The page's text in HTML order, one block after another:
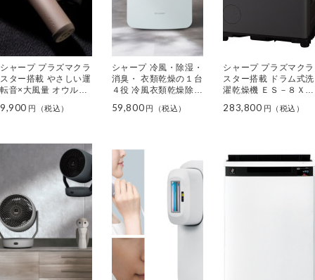
シャープ プラズマクラ
スター搭載 やさしい運
転音×大風量 オウルフ
ＰＪ－ＨＳ０１
9,900
シャープ 冷風・除湿・
消臭・ 衣類乾燥の１台
４役 冷風衣類乾燥除湿
ＣＭ－Ｔ１００Ｗ
59,800
シャープ プラズマクラ
スター搭載 ドラム式洗
濯乾燥機 ＥＳ－８ＸＳ
283,800